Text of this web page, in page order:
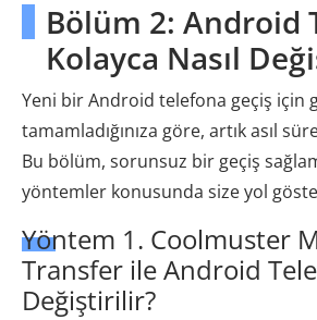
Bölüm 2: Android
Kolayca Nasıl
Yeni bir Android telefona geçiş için
tamamladığınıza göre, artık asıl
Bu bölüm, sorunsuz bir geçiş
yöntemler konusunda size yol
Yöntem 1. Coolmuster
Transfer ile Android
Değiştirilir?